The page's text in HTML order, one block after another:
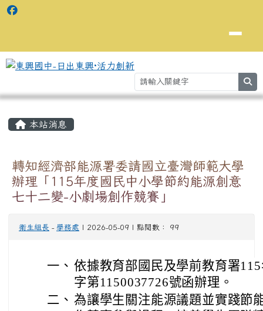
本站消息
轉知經濟部能源署委請國立臺灣師範大學
辦理「115年度國民中小學節約能源創意
七十二變-小劇場創作競賽」
衛生組長 - 學務處 | 2026-05-09 | 點閱數： 99
一、 依據教育部國民及學前教育署
字第1150037726號函辦理。
二、 為讓學生關注能源議題並實踐節